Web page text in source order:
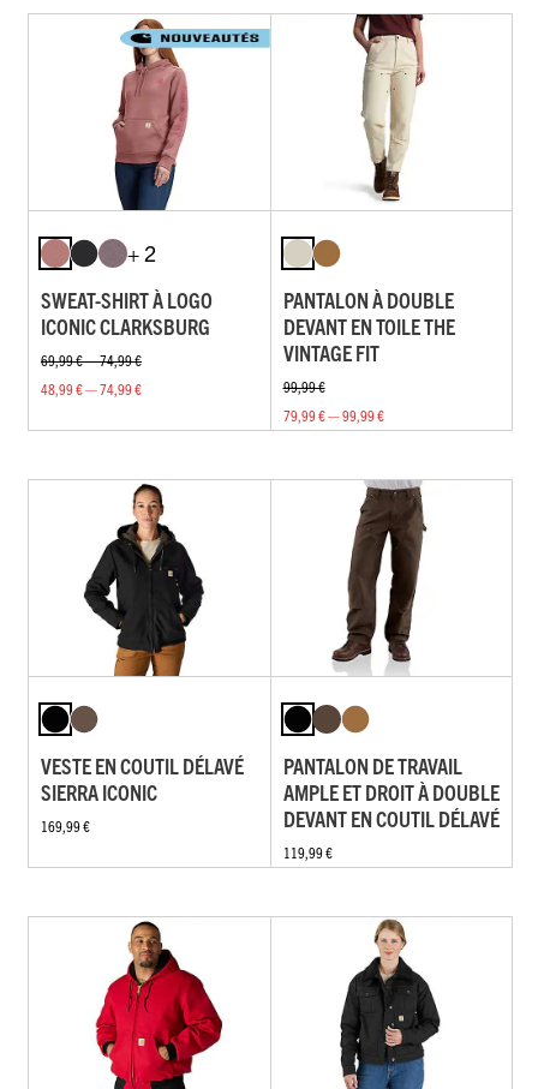
+ 2
SWEAT-SHIRT À LOGO
ICONIC CLARKSBURG
69,99 € — 74,99 €
48,99 € — 74,99 €
PANTALON À DOUBLE
DEVANT EN TOILE THE
VINTAGE FIT
99,99 €
79,99 € — 99,99 €
VESTE EN COUTIL DÉLAVÉ
SIERRA ICONIC
169,99 €
PANTALON DE TRAVAIL
AMPLE ET DROIT À DOUBLE
DEVANT EN COUTIL DÉLAVÉ
119,99 €